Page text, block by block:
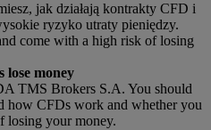
jak działają kontrakty CFD i
ryzyko utraty pieniędzy.
come with a high risk of losing
lose money
TMS Brokers S.A. You should
how CFDs work and whether you
losing your money.